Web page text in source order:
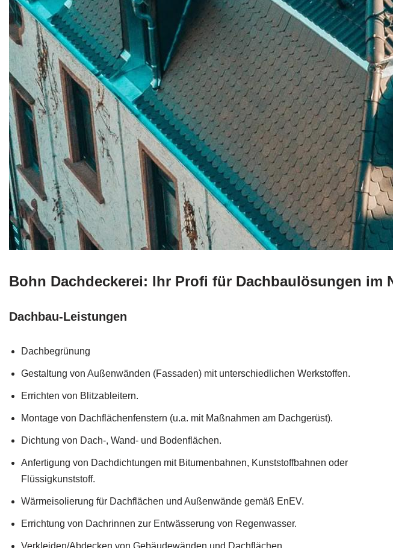
Bohn Dachdeckerei: Ihr Profi für Dachbaulösungen im
Dachbau-Leistungen
Dachbegrünung
Gestaltung von Außenwänden (Fassaden) mit unterschiedlichen Werkstoffen.
Errichten von Blitzableitern.
Montage von Dachflächenfenstern (u.a. mit Maßnahmen am Dachgerüst).
Dichtung von Dach-, Wand- und Bodenflächen.
Anfertigung von Dachdichtungen mit Bitumenbahnen, Kunststoffbahnen oder
Flüssigkunststoff.
Wärmeisolierung für Dachflächen und Außenwände gemäß EnEV.
Errichtung von Dachrinnen zur Entwässerung von Regenwasser.
Verkleiden/Abdecken von Gebäudewänden und Dachflächen.